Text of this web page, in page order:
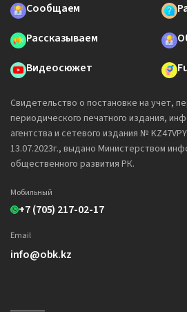
Сообщаем
Рассказываем
Видеосюжет
Свидетельство о постановке на учет,
периодического печатного издания,
агентства и сетевого издания №
13.07.2023г., выдано Министерством
общественного развития РК.
Мобильный
+7 (705) 217-02-17
Email
info@obk.kz